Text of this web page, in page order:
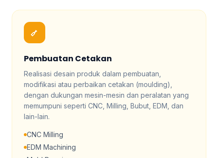
Pembuatan Cetakan
Realisasi desain produk dalam pembuatan,
modifikasi atau perbaikan cetakan (moulding),
dengan dukungan mesin-mesin dan peralatan yang
memumpuni seperti CNC, Milling, Bubut, EDM, dan
lain-lain.
CNC Milling
EDM Machining